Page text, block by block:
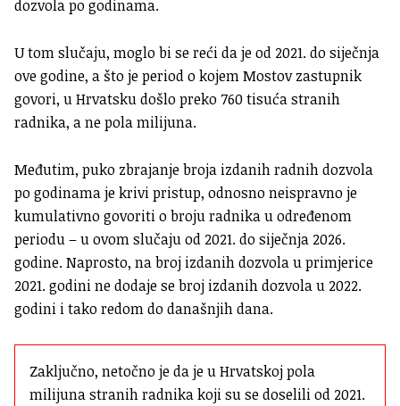
dozvola po godinama.
U tom slučaju, moglo bi se reći da je od 2021. do siječnja
ove godine, a što je period o kojem Mostov zastupnik
govori, u Hrvatsku došlo preko 760 tisuća stranih
radnika, a ne pola milijuna.
Međutim, puko zbrajanje broja izdanih radnih dozvola
po godinama je krivi pristup, odnosno neispravno je
kumulativno govoriti o broju radnika u određenom
periodu – u ovom slučaju od 2021. do siječnja 2026.
godine. Naprosto, na broj izdanih dozvola u primjerice
2021. godini ne dodaje se broj izdanih dozvola u 2022.
godini i tako redom do današnjih dana.
Zaključno, netočno je da je u Hrvatskoj pola
milijuna stranih radnika koji su se doselili od 2021.